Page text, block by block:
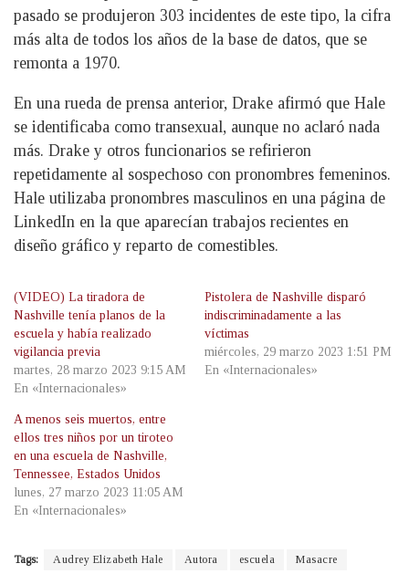
pasado se produjeron 303 incidentes de este tipo, la cifra
más alta de todos los años de la base de datos, que se
remonta a 1970.
En una rueda de prensa anterior, Drake afirmó que Hale
se identificaba como transexual, aunque no aclaró nada
más. Drake y otros funcionarios se refirieron
repetidamente al sospechoso con pronombres femeninos.
Hale utilizaba pronombres masculinos en una página de
LinkedIn en la que aparecían trabajos recientes en
diseño gráfico y reparto de comestibles.
(VIDEO) La tiradora de
Nashville tenía planos de la
escuela y había realizado
vigilancia previa
martes, 28 marzo 2023 9:15 AM
En «Internacionales»
Pistolera de Nashville disparó
indiscriminadamente a las
víctimas
miércoles, 29 marzo 2023 1:51 PM
En «Internacionales»
A menos seis muertos, entre
ellos tres niños por un tiroteo
en una escuela de Nashville,
Tennessee, Estados Unidos
lunes, 27 marzo 2023 11:05 AM
En «Internacionales»
Tags: Audrey Elizabeth Hale Autora escuela Masacre